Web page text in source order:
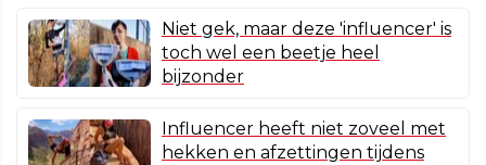
Niet gek, maar deze 'influencer' is
toch wel een beetje heel
bijzonder
Influencer heeft niet zoveel met
hekken en afzettingen tijdens